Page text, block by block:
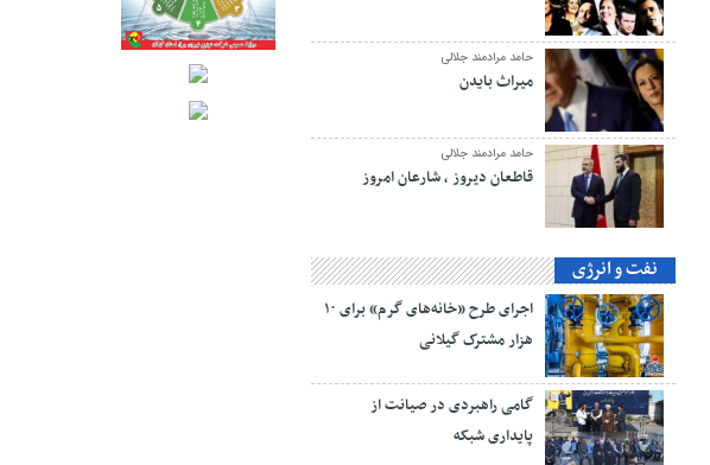
حامد مرادمند جلالی
میراث بایدن
حامد مرادمند جلالی
قاطعان دیروز ، شارعان امروز
نفت و انرژی
اجرای طرح «خانه‌های گرم» برای ۱۰
هزار مشترک گیلانی
گامی راهبردی در صیانت از
پایداری شبکه